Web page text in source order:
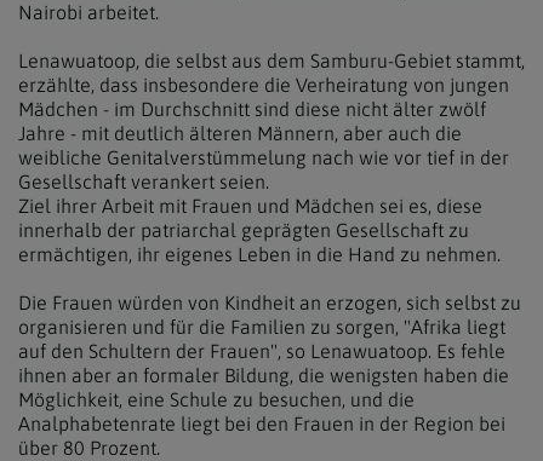
Nairobi arbeitet.
Lenawuatoop, die selbst aus dem Samburu-Gebiet stammt,
erzählte, dass insbesondere die Verheiratung von jungen
Mädchen - im Durchschnitt sind diese nicht älter zwölf
Jahre - mit deutlich älteren Männern, aber auch die
weibliche Genitalverstümmelung nach wie vor tief in der
Gesellschaft verankert seien.
Ziel ihrer Arbeit mit Frauen und Mädchen sei es, diese
innerhalb der patriarchal geprägten Gesellschaft zu
ermächtigen, ihr eigenes Leben in die Hand zu nehmen.
Die Frauen würden von Kindheit an erzogen, sich selbst zu
organisieren und für die Familien zu sorgen, "Afrika liegt
auf den Schultern der Frauen", so Lenawuatoop. Es fehle
ihnen aber an formaler Bildung, die wenigsten haben die
Möglichkeit, eine Schule zu besuchen, und die
Analphabetenrate liegt bei den Frauen in der Region bei
über 80 Prozent.